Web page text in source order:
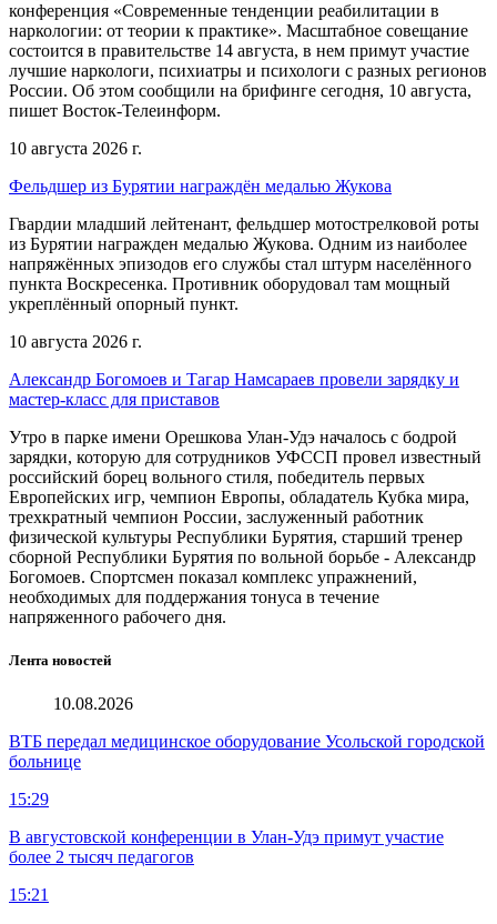
конференция «Современные тенденции реабилитации в
наркологии: от теории к практике». Масштабное совещание
состоится в правительстве 14 августа, в нем примут участие
лучшие наркологи, психиатры и психологи с разных регионов
России. Об этом сообщили на брифинге сегодня, 10 августа,
пишет Восток-Телеинформ.
10 августа 2026 г.
Фельдшер из Бурятии награждён медалью Жукова
Гвардии младший лейтенант, фельдшер мотострелковой роты
из Бурятии награжден медалью Жукова. Одним из наиболее
напряжённых эпизодов его службы стал штурм населённого
пункта Воскресенка. Противник оборудовал там мощный
укреплённый опорный пункт.
10 августа 2026 г.
Александр Богомоев и Тагар Намсараев провели зарядку и
мастер-класс для приставов
Утро в парке имени Орешкова Улан-Удэ началось с бодрой
зарядки, которую для сотрудников УФССП провел известный
российский борец вольного стиля, победитель первых
Европейских игр, чемпион Европы, обладатель Кубка мира,
трехкратный чемпион России, заслуженный работник
физической культуры Республики Бурятия, старший тренер
сборной Республики Бурятия по вольной борьбе - Александр
Богомоев. Спортсмен показал комплекс упражнений,
необходимых для поддержания тонуса в течение
напряженного рабочего дня.
Лента новостей
10.08.2026
ВТБ передал медицинское оборудование Усольской городской
больнице
15:29
В августовской конференции в Улан-Удэ примут участие
более 2 тысяч педагогов
15:21